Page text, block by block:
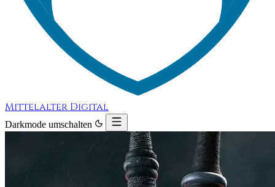
Mittelalter Digital
Darkmode umschalten